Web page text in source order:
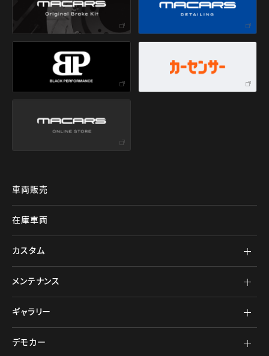
車両販売
在庫車両
カスタム
メンテナンス
ギャラリー
デモカー